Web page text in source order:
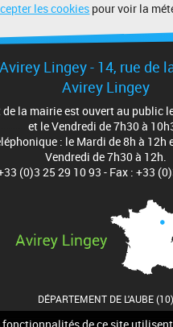
les cookies pour voir la
Lingey - 14, rue de
Avirey Lingey
la mairie est ouvert au public
et le Vendredi de 7h30 à
: le Mardi de 8h à 12h
Vendredi de 7h30 à 12h.
(0)3 25 29 10 93 - Fax : +33
DÉPARTEMENT DE L'AUBE (10)